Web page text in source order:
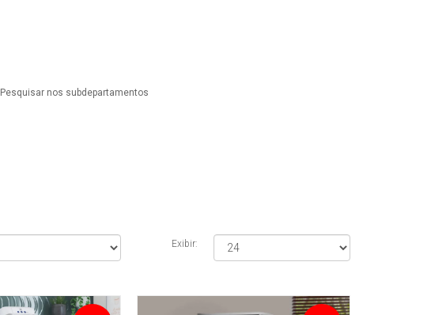
Pesquisar nos subdepartamentos
Exibir: